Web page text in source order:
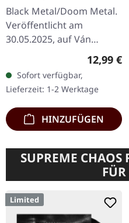
Black Metal/Doom Metal.
Veröffentlicht am
30.05.2025, auf Ván
Records. CD im Digipak.
handnummerierte
Exemplare. Kalmen liefern
mit…
12,99 €
Sofort verfügbar,
Lieferzeit: 1-2 Werktage
HINZUFÜGEN
SUPREME CHAOS
Limited